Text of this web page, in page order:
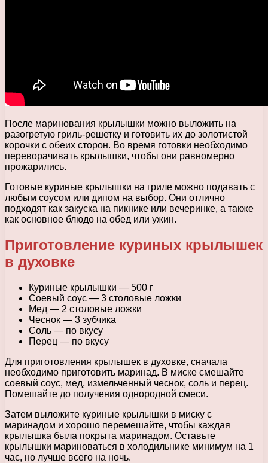
После маринования крылышки можно выложить на
разогретую гриль-решетку и готовить их до золотистой
корочки с обеих сторон. Во время готовки необходимо
переворачивать крылышки, чтобы они равномерно
прожарились.
Готовые куриные крылышки на гриле можно подавать с
любым соусом или дипом на выбор. Они отлично
подходят как закуска на пикнике или вечеринке, а также
как основное блюдо на обед или ужин.
Приготовление куриных крылышек
в духовке
Куриные крылышки — 500 г
Соевый соус — 3 столовые ложки
Мед — 2 столовые ложки
Чеснок — 3 зубчика
Соль — по вкусу
Перец — по вкусу
Для приготовления крылышек в духовке, сначала
необходимо приготовить маринад. В миске смешайте
соевый соус, мед, измельченный чеснок, соль и перец.
Помешайте до получения однородной смеси.
Затем выложите куриные крылышки в миску с
маринадом и хорошо перемешайте, чтобы каждая
крылышка была покрыта маринадом. Оставьте
крылышки мариноваться в холодильнике минимум на 1
час, но лучше всего на ночь.